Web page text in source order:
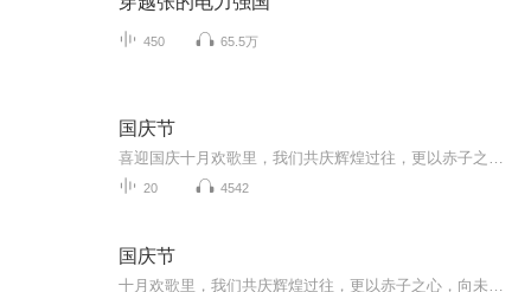
450 65.5万
国庆节
20 4542
国庆节